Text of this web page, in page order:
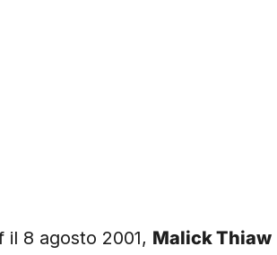
il 8 agosto 2001, Malick Thiaw